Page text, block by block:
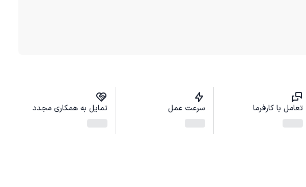
تعامل با کارفرما سرعت عمل تمایل به همکاری مجدد